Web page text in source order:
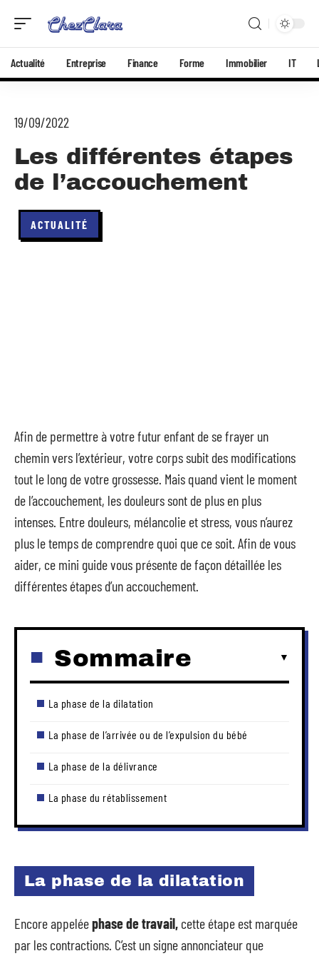
Actualité Entreprise Finance Forme Immobilier IT
19/09/2022
Les différentes étapes
de l’accouchement
ACTUALITÉ
Afin de permettre à votre futur enfant de se frayer un
chemin vers l’extérieur, votre corps subit des modifications
tout le long de votre grossesse. Mais quand vient le moment
de l’accouchement, les douleurs sont de plus en plus
intenses. Entre douleurs, mélancolie et stress, vous n’aurez
plus le temps de comprendre quoi que ce soit. Afin de vous
aider, ce mini guide vous présente de façon détaillée les
différentes étapes d’un accouchement.
Sommaire
La phase de la dilatation
La phase de l’arrivée ou de l’expulsion du bébé
La phase de la délivrance
La phase du rétablissement
La phase de la dilatation
Encore appeléephase de travail, cette étape est marquée
par les contractions. C’est un signe annonciateur que